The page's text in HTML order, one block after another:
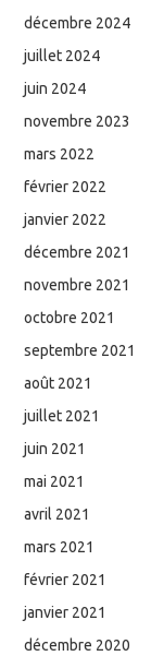
décembre 2024
juillet 2024
juin 2024
novembre 2023
mars 2022
février 2022
janvier 2022
décembre 2021
novembre 2021
octobre 2021
septembre 2021
août 2021
juillet 2021
juin 2021
mai 2021
avril 2021
mars 2021
février 2021
janvier 2021
décembre 2020